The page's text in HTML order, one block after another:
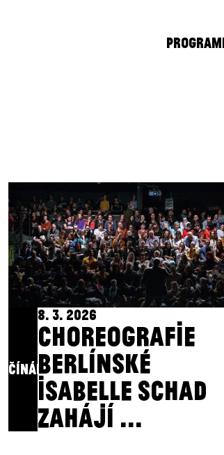
PROGRAM
ZAČÍNÁME
8. 3. 2026
CHOREOGRAFIE
BERLÍNSKÉ
ISABELLE SCHAD
ZAHÁJÍ ...